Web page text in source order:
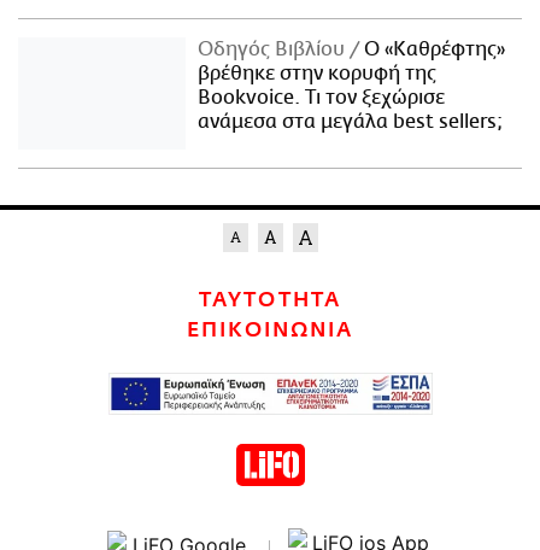
Οδηγός Βιβλίου
Ο «Καθρέφτης»
βρέθηκε στην κορυφή της
Bookvoice. Τι τον ξεχώρισε
ανάμεσα στα μεγάλα best sellers;
ΤΑΥΤΟΤΗΤΑ
ΕΠΙΚΟΙΝΩΝΙΑ